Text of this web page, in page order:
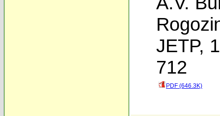
JETP,
712
PDF (646.3K)